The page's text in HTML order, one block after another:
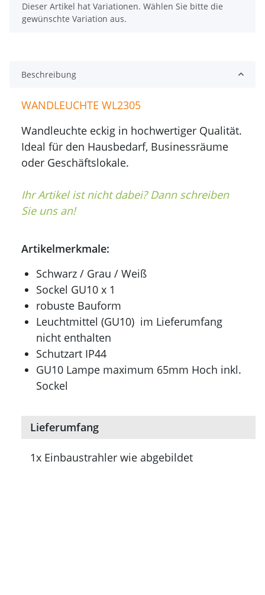
x
Dieser Artikel hat Variationen. Wählen Sie bitte die
gewünschte Variation aus.
Beschreibung
WANDLEUCHTE WL2305
Wandleuchte eckig in hochwertiger Qualität.
Ideal für den Hausbedarf, Businessräume
oder Geschäftslokale.
Ihr Artikel ist nicht dabei? Dann schreiben
Sie uns an!
Artikelmerkmale:
Schwarz / Grau / Weiß
Sockel GU10 x 1
robuste Bauform
Leuchtmittel (GU10) im Lieferumfang
nicht enthalten
Schutzart IP44
GU10 Lampe maximum 65mm Hoch inkl.
Sockel
Lieferumfang
1x Einbaustrahler wie abgebildet